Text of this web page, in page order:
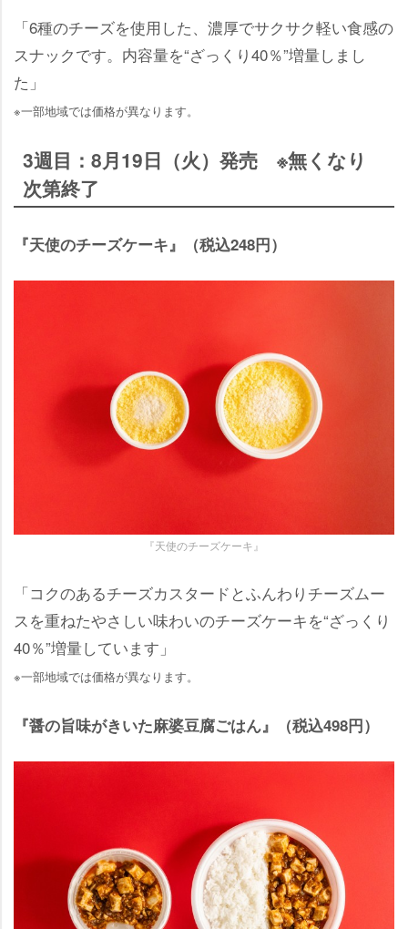
「6種のチーズを使用した、濃厚でサクサク軽い食感の
スナックです。内容量を“ざっくり40％”増量しまし
た」
※一部地域では価格が異なります。
3週目：8月19日（火）発売 ※無くなり
次第終了
『天使のチーズケーキ』（税込248円）
『天使のチーズケーキ』
「コクのあるチーズカスタードとふんわりチーズムー
スを重ねたやさしい味わいのチーズケーキを“ざっくり
40％”増量しています」
※一部地域では価格が異なります。
『醤の旨味がきいた麻婆豆腐ごはん』（税込498円）